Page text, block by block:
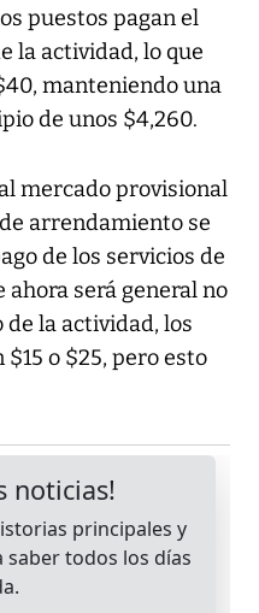
puestos pagan el
la actividad, lo que
manteniendo una
de unos $4,260.
mercado provisional
arrendamiento se
de los servicios de
será general no
la actividad, los
o $25, pero esto